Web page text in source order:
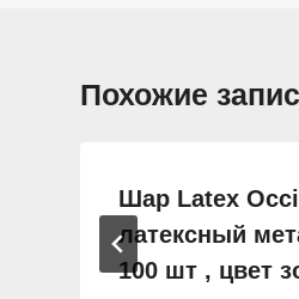
Похожие
Шар Latex
латексный
100 шт , цвет